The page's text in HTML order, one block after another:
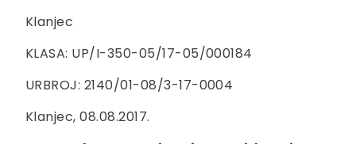
Klanjec
KLASA: UP/I-350-05/17-05/000184
URBROJ: 2140/01-08/3-17-0004
Klanjec, 08.08.2017.